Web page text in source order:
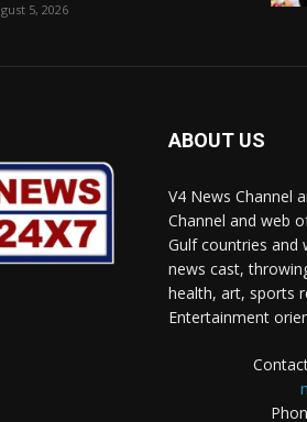
5, 2026
ABOUT US
V4 News Channel
Channel and web
Gulf countries and
news cast,
health, art, sports
Entertainment